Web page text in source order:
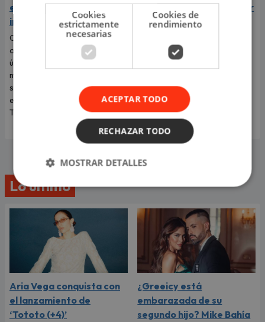
el año de su consagración
internacional
Carín León llega a Lima para
ofrecer este 6 de agosto un
único concierto en Costa 21, en
medio del mejor momento de
su carrera y con las últimas
entradas disponibles en
Teleticket.
"Pensé que me iba a pedir
matrimonio"
revelar que el viaje más
romántico de su vida terminó
dolorosa despedida.
Lo último
Aria Vega conquista con
el lanzamiento de
‘Tototo (+4)’
¿Greeicy está
embarazada de su
segundo hijo? Mike Bahía
Cookies
estrictamente
necesarias
Cookies de
rendimiento
ACEPTAR TODO
RECHAZAR TODO
MOSTRAR DETALLES